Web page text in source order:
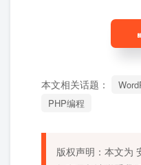
本文相关话题：
PHP编程
版权声明：本文为